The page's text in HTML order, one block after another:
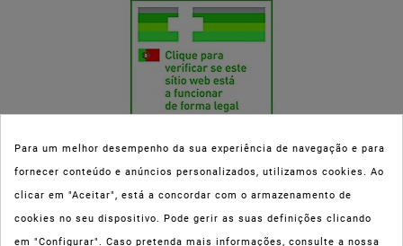
Esta parafarmácia (Farmaoli) encontra-se autorizada pelo INFARMED
(registo nº 00078/2020) para a dispensa de Medicamentos Não
Sujeitos a Receita Médica (MNSRM) e produtos de saúde e bem-estar
Para um melhor desempenho da sua experiência de navegação e para
fornecer conteúdo e anúncios personalizados, utilizamos cookies. Ao
clicar em "Aceitar", está a concordar com o armazenamento de
cookies no seu dispositivo. Pode gerir as suas definições clicando
em "Configurar". Caso pretenda mais informações, consulte a nossa